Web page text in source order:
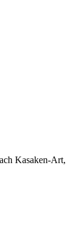
Kasaken-Art,